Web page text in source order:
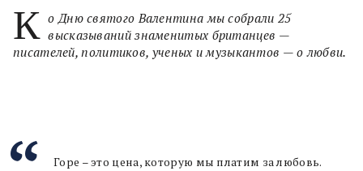
К о Дню святого Валентина мы собрали 25
высказываний знаменитых британцев —
писателей, политиков, ученых и музыкантов — о любви.
Горе – это цена, которую мы платим за любовь.